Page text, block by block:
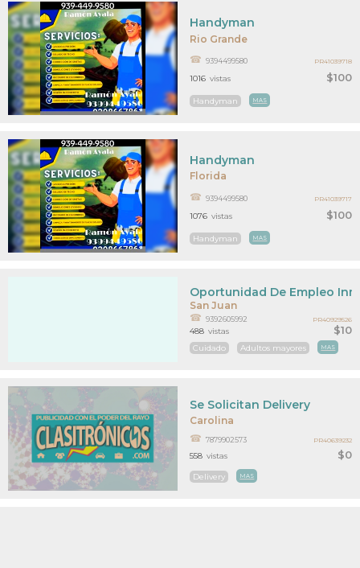
Rio Grande
$100
Handyman
9394499580
Handyman MAS
1016 vistas
PR41039718
Florida
$100
Handyman
9394499580
Handyman MAS
1076 vistas
PR41039717
San Juan
$10
Oportunidad De Empleo
9392605992
Cuidado Adultos mayores MAS
488 vistas
PR40929526
Carolina
$0
Se Solicitan Delivery
7879902573
Delivery MAS
558 vistas
PR40639232